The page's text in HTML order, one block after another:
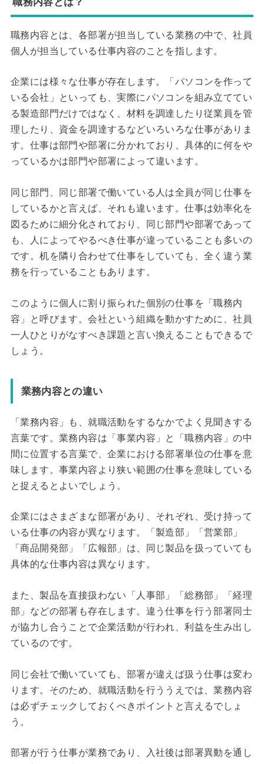
職務内容とは、各部署が担当している業務の中で、社員
個人が担当している仕事内容のことを指します。
企業には様々な仕事が存在します。「パソコンを作って
いる会社」といっても、実際にパソコンを組み立ててい
る製造部門だけではなく、材料を調達したり従業員を管
理したり、資金を調達するなどいろいろな仕事がありま
す。仕事は部門や部署に分かれており、具体的に何をや
っているかは部門や部署によって違います。
同じ部門、同じ部署で働いている人は全員が同じ仕事を
しているかと言えば、それも違います。仕事は効率化を
図るために細分化されており、同じ部門や部署であって
も、人によってやるべき仕事が違っていることも多いの
です。机を隣り合わせて仕事をしていても、全く違う業
務を行っていることもあります。
このように個人に割り振られた個別の仕事を「職務内
容」と呼びます。会社という組織を動かすために、社員
一人ひとりがなすべき課題と言い換えることもできるで
しょう。
業務内容との違い
「業務内容」も、就職活動をするなかでよく見聞きする
言葉です。業務内容は「事業内容」と「職務内容」の中
間に位置する言葉で、企業における部署単位の仕事を意
味します。事業内容より狭い範囲の仕事を意味している
と捉えるとよいでしょう。
企業にはさまざまな部署があり、それぞれ、受け持って
いる仕事の内容が異なります。「製造部」「営業部」
「商品開発部」「広報部」は、同じ製品を扱っていても
具体的な仕事内容は異なります。
また、製品を直接扱わない「人事部」「総務部」「経理
部」などの部署も存在します。違う仕事を行う部署同士
が協力し合うことで企業活動が行われ、利益を生み出し
ているのです。
同じ会社で働いていても、部署が違えば扱う仕事は変わ
ります。そのため、就職活動を行ううえでは、業務内容
は必ずチェックしておくべきポイントと言えるでしょ
う。
部署が行う仕事が業務であり、入社後は部署異動を通し